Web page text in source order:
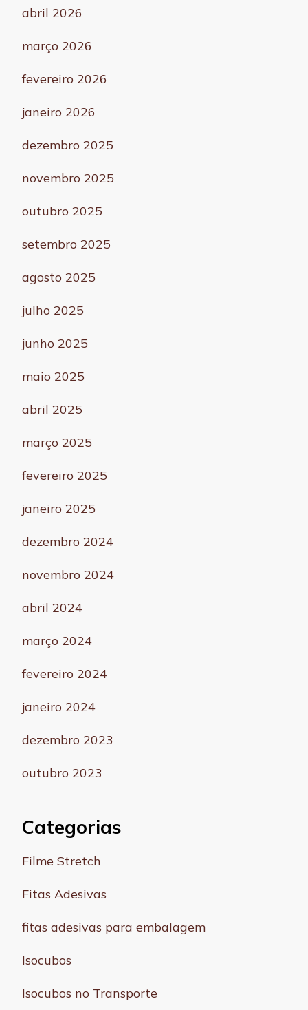
abril 2026
março 2026
fevereiro 2026
janeiro 2026
dezembro 2025
novembro 2025
outubro 2025
setembro 2025
agosto 2025
julho 2025
junho 2025
maio 2025
abril 2025
março 2025
fevereiro 2025
janeiro 2025
dezembro 2024
novembro 2024
abril 2024
março 2024
fevereiro 2024
janeiro 2024
dezembro 2023
outubro 2023
Categorias
Filme Stretch
Fitas Adesivas
fitas adesivas para embalagem
Isocubos
Isocubos no Transporte